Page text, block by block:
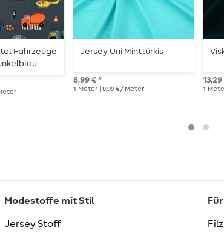
Fahrzeuge
Jersey Uni Minttürkis
8,99 € *
1 Meter | 8,99 € / Meter
13,29
1
Modestoffe mit Stil
Jersey Stoff
Filz